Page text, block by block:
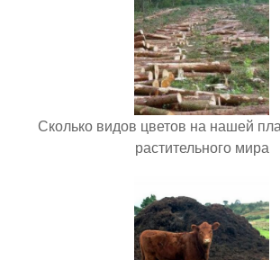
Сколько видов цветов на нашей
растительного мира